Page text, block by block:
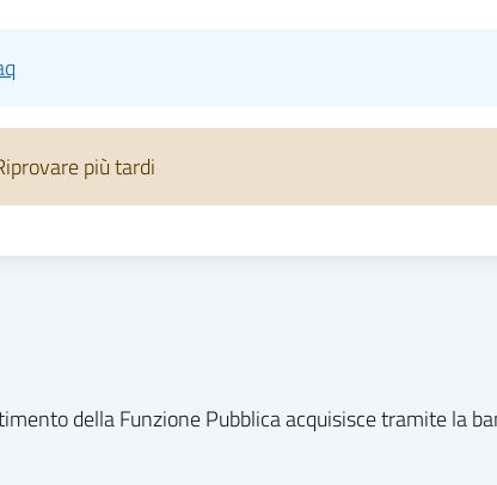
più tardi
della Funzione Pubblica acquisisce tramite la